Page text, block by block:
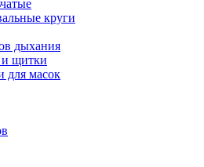
круги
дыхания
щитки
для масок